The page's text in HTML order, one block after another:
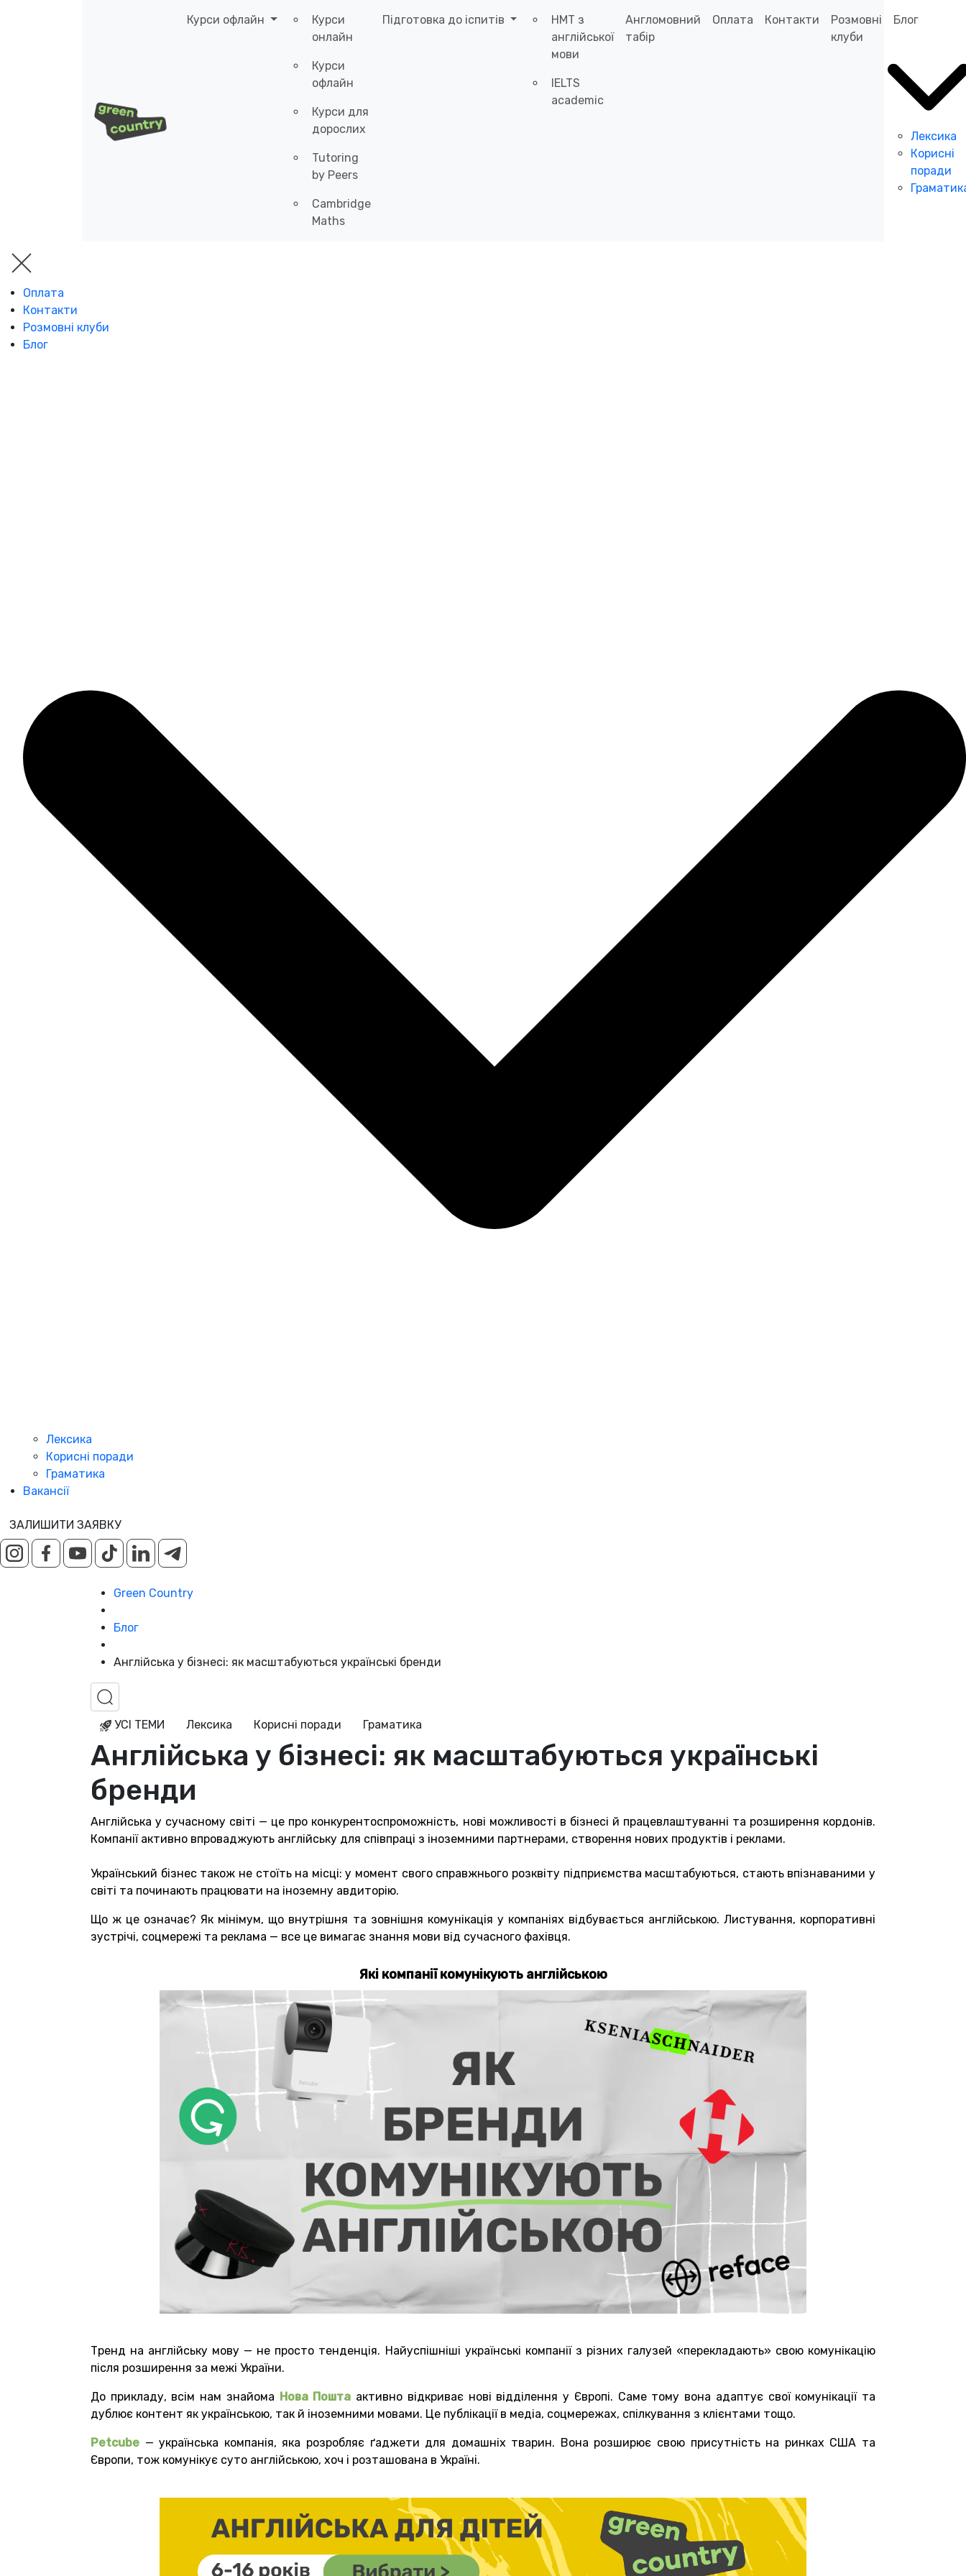
Курси офлайн
Курси
онлайн
Курси
офлайн
Курси для
дорослих
Tutoring
by Peers
Cambridge
Maths
Підготовка до іспитів
НМТ з
англійської
мови
IELTS
academic
Англомовний
табір
Оплата Контакти
Розмовні
клуби
Блог
Лексика
Корисні
поради
Оплата
Контакти
Розмовні клуби
Блог
Лексика
Корисні поради
Граматика
Вакансії
ЗАЛИШИТИ ЗАЯВКУ
Green Country
Блог
Англійська у бізнесі: як масштабуються українські бренди
УСІ ТЕМИ Лексика Корисні поради Граматика
Англійська у бізнесі: як масштабуються українські
бренди
Англійська у сучасному світі — це про конкурентоспроможність, нові можливості в бізнесі й працевлаштуванні та розширення кордонів.
Компанії активно впроваджують англійську для співпраці з іноземними партнерами, створення нових продуктів і реклами.
Український бізнес також не стоїть на місці: у момент свого справжнього розквіту підприємства масштабуються, стають впізнаваними у
світі та починають працювати на іноземну авдиторію.
Що ж це означає? Як мінімум, що внутрішня та зовнішня комунікація у компаніях відбувається англійською. Листування, корпоративні
зустрічі, соцмережі та реклама — все це вимагає знання мови від сучасного фахівця.
Які компанії комунікують англійською
Тренд на англійську мову — не просто тенденція. Найуспішніші українські компанії з різних галузей «перекладають» свою комунікацію
після розширення за межі України.
До прикладу, всім нам знайома Нова Пошта активно відкриває нові відділення у Європі. Саме тому вона адаптує свої комунікації та
дублює контент як українською, так й іноземними мовами. Це публікації в медіа, соцмережах, спілкування з клієнтами тощо.
Petcube — українська компанія, яка розробляє ґаджети для домашніх тварин. Вона розширює свою присутність на ринках США та
Європи, тож комунікує суто англійською, хоч і розташована в Україні.